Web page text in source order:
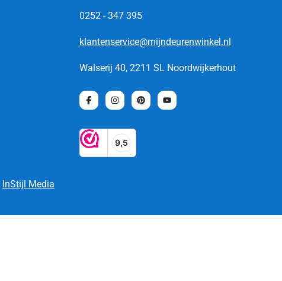
0252 - 347 395
klantenservice@mijndeurenwinkel.nl
Walserij 40, 2211 SL Noordwijkerhout
InStijl Media